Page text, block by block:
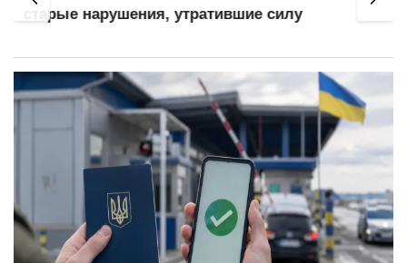
старые нарушения, утратившие силу